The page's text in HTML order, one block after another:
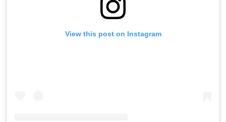
View this post on Instagram